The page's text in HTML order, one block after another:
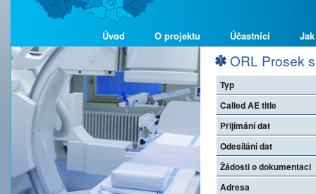
Úvod O projektu Účastníci
ORL Prosek
Typ
Called AE title
Přijímání dat
Odesílání dat
Žádosti o dokumentaci
Adresa